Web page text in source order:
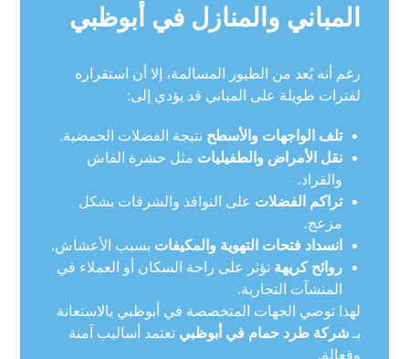
المباني والمنازل في أبوظبي
رغم أنه يُعد من الطيور المسالمة، إلا أن استقراره
لفترات طويلة على المباني قد يؤدي إلى:
تلف الواجهات والأسطح نتيجة الفضلات الحمضية.
نقل الأمراض والطفيليات مثل حشرة الفاش
والقراد.
تراكم الفضلات على النوافذ والشرفات بشكل
مزعج.
انسداد فتحات التهوية والمكيفات بسبب الأعشاش.
روائح كريهة تؤثر على راحة السكان أو العملاء في
المنشآت التجارية.
لهذا توصي الجهات المتخصصة في أبوظبي بالاستعانة
بـشركة طرد حمام في أبوظبي تعتمد أساليب آمنة
وفعالة.